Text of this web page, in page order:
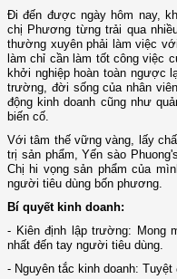
Đi đến được ngày hôm nay,
chị Phương từng trải qua
thường xuyên phải làm việc
làm chỉ cần làm tốt công việc
khởi nghiệp hoàn toàn ngược
trường, đời sống của nhân
động kinh doanh cũng như
biến cố.
Với tâm thế vững vàng, lấy
trị sản phẩm, Yến sào
Chị hi vọng sản phẩm của
người tiêu dùng bốn phương.
Bí quyết kinh doanh:
- Kiên định lập trường: Mong
nhất đến tay người tiêu dùng.
- Nguyên tắc kinh doanh: